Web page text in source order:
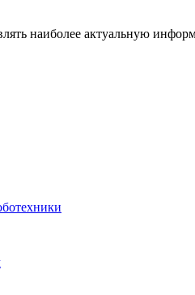
наиболее актуальную